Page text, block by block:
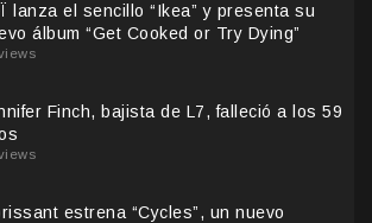
lanza el sencillo “Ikea” y presenta su
álbum “Get Cooked or Try Dying”
Finch, bajista de L7, falleció a los 59
estrena “Cycles”, un nuevo